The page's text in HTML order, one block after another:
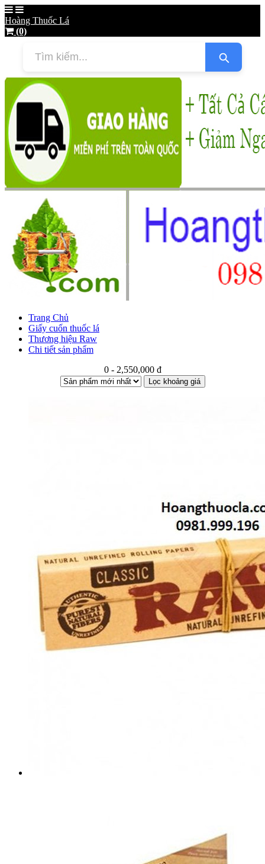
Hoàng Thuốc Lá
(0)
Trang Chủ
Giấy cuốn thuốc lá
Thương hiệu Raw
Chi tiết sản phẩm
0 - 2,550,000 đ
Lọc khoảng giá